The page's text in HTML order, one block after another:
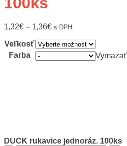
1,32€ – 1,36€ s DPH
Veľkosť
Farba
Vymazať
DUCK rukavice jednoráz. 100ks